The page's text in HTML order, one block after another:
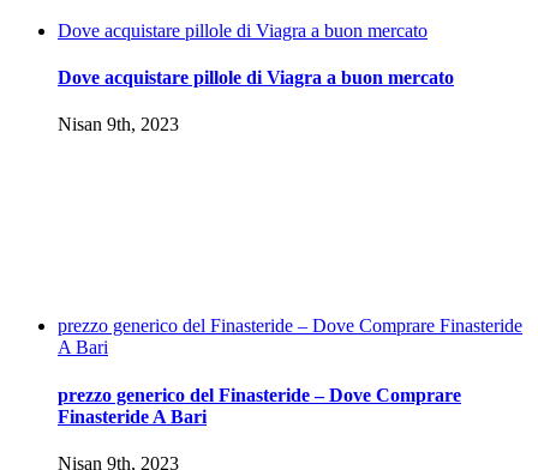
Dove acquistare pillole di Viagra a buon mercato
Dove acquistare pillole di Viagra a buon mercato
Nisan 9th, 2023
prezzo generico del Finasteride – Dove Comprare Finasteride
A Bari
prezzo generico del Finasteride – Dove Comprare
Finasteride A Bari
Nisan 9th, 2023